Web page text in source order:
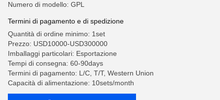
Numero di modello: GPL
Termini di pagamento e di spedizione
Quantità di ordine minimo: 1set
Prezzo: USD10000-USD300000
Imballaggi particolari: Esportazione
Tempi di consegna: 60-90days
Termini di pagamento: L/C, T/T, Western Union
Capacità di alimentazione: 10sets/month